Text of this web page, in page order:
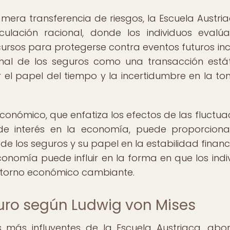
transferencia de riesgos, la Escuela
racional, donde los individuos
para protegerse contra eventos futuros
de los seguros como una transacción
papel del tiempo y la incertidumbre en la
que enfatiza los efectos de las
interés en la economía, puede
los seguros y su papel en la estabilidad
puede influir en la forma en que los
económico cambiante.
según Ludwig von Mises